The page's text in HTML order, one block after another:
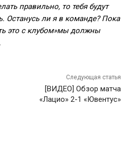
правильно, то тебя будут
Останусь ли я в команде? Пока
это с клубом»мы должны
.
Следующая статья
[ВИДЕО] Обзор матча
«Лацио» 2-1 «Ювентус»